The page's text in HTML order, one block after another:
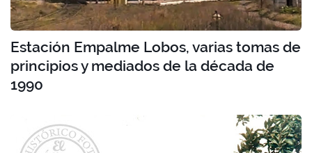
Estación Empalme Lobos, varias tomas de
principios y mediados de la década de
1990